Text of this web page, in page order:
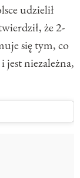
udzielił
że 2-
się tym, co
jest niezależna,